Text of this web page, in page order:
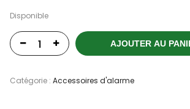
Disponible
AJOUTER AU
Catégorie : Accessoires d'alarme